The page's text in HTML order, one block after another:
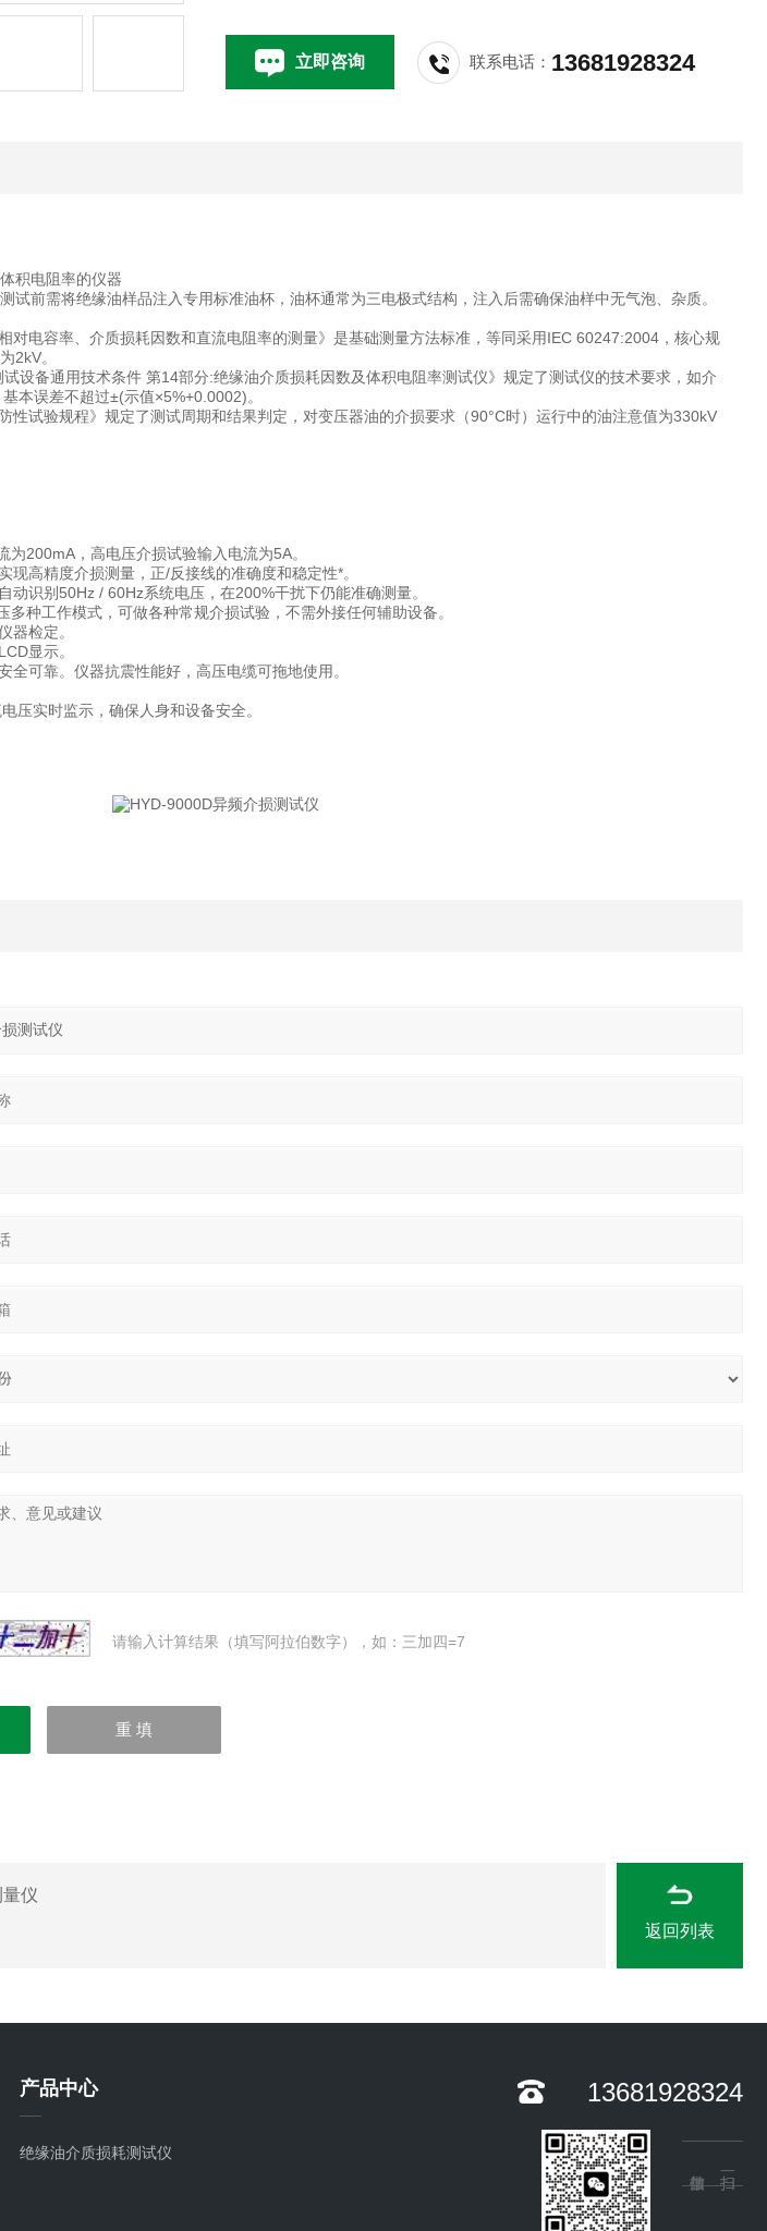
立即咨询 联系电话： 13681928324
积电阻率的仪器
试前需将绝缘油样品注入专用标准油杯，油杯通常为三电极式结构，注入后需确保油样中无气泡、杂质。
对电容率、介质损耗因数和直流电阻率的测量》是基础测量方法标准，等同采用IEC 60247:2004，核心规
2kV。
设备通用技术条件 第14部分:绝缘油介质损耗因数及体积电阻率测试仪》规定了测试仪的技术要求，如介
本误差不超过±(示值×5%+0.0002)。
性试验规程》规定了测试周期和结果判定，对变压器油的介损要求（90°C时）运行中的油注意值为330kV
200mA，高电压介损试验输入电流为5A。
高精度介损测量，正/反接线的准确度和稳定性*。
识别50Hz / 60Hz系统电压，在200%干扰下仍能准确测量。
种工作模式，可做各种常规介损试验，不需外接任何辅助设备。
器检定。
显示。
可靠。仪器抗震性能好，高压电缆可拖地使用。
压实时监示，确保人身和设备安全。
请输入计算结果（填写阿拉伯数字），如：三加四=7
仪
返回列表
产品中心
绝缘油介质损耗测试仪
13681928324